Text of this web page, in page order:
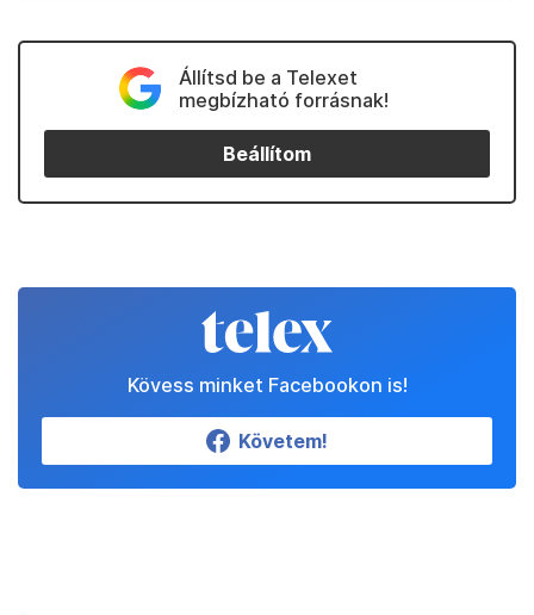
Állítsd be a Telexet
megbízható forrásnak!
Beállítom
Kövess minket Facebookon is!
Követem!